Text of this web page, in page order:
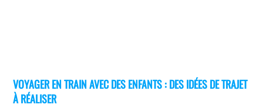
VOYAGER EN TRAIN AVEC DES ENFANTS : DES IDÉES DE TRAJET
À RÉALISER